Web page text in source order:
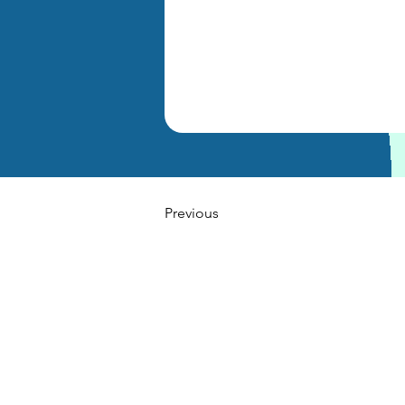
Previous